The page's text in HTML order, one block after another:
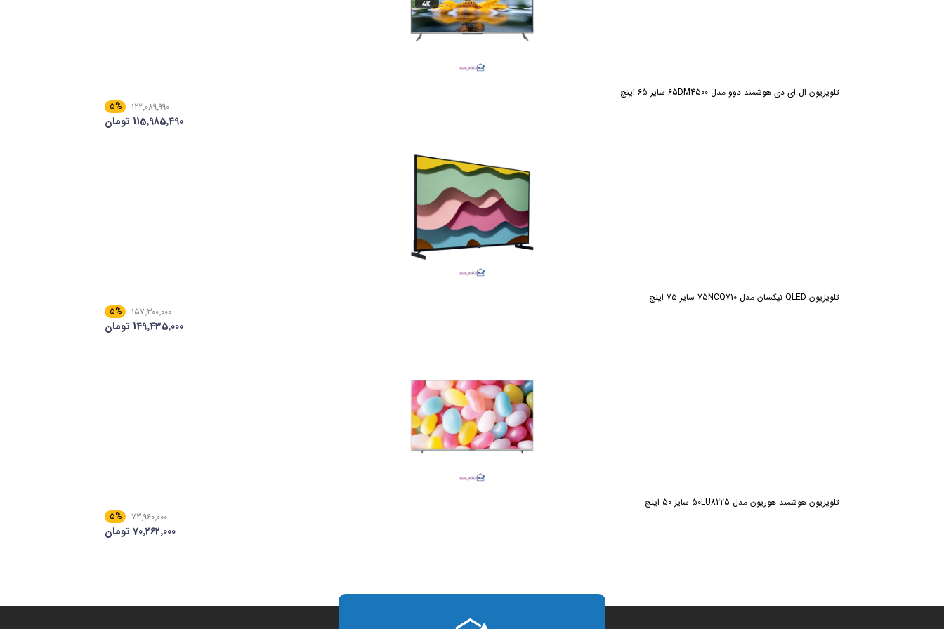
تلویزیون ال ای دی هوشمند دوو مدل 65DM4500 سایز 65 اینچ
122٬089٬990
5%
115٬985٬490 تومان
تلویزیون QLED نیکسان مدل 75NCQ710 سایز 75 اینچ
157٬300٬000
5%
149٬435٬000 تومان
تلویزیون هوشمند هوریون مدل 50LU8225 سایز 50 اینچ
73٬960٬000
5%
70٬262٬000 تومان